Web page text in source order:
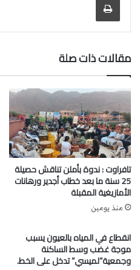
مقالات ذات صلة
تافراوت : ندوة بأملن تناقش حصيلة
25 سنة ما بعد خطاب أجدير ورهانات
الأمازيغية المقبلة
منذ يومين
انقطاع في المياه بالعيون يسبب
موجة غضب وسط الساكنة
وجمعية”لميسي” تدخل على الخط.